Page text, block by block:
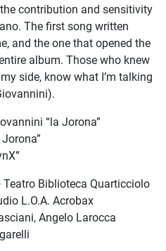
contribution and sensitivity
The first song written
and the one that opened the
album. Those who knew
side, know what I’m talking
“la Jorona”
Biblioteca Quarticciolo
L.O.A. Acrobax
Angelo Larocca